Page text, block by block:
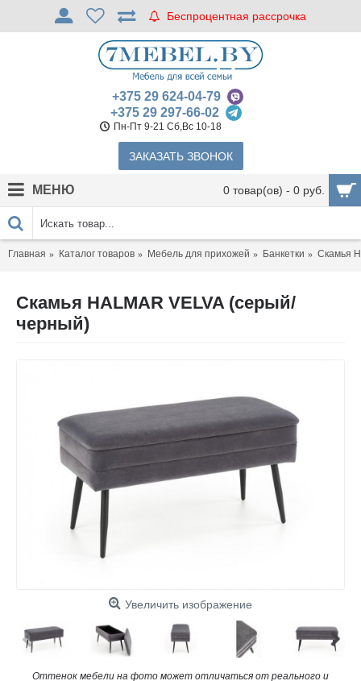
Беспроцентная рассрочка
+375 29 624-04-79
+375 29 297-66-02
Пн-Пт 9-21 Сб,Вс 10-18
ЗАКАЗАТЬ ЗВОНОК
0 товар(ов) - 0 руб.
МЕНЮ
Главная Каталог товаров Мебель для прихожей Банкетки Скамья
Скамья HALMAR VELVA (серый/
черный)
Увеличить изображение
Оттенок мебели на фото может отличаться от реального и